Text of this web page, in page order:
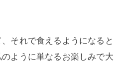
それで食えるようになると
ように単なるお楽しみで大